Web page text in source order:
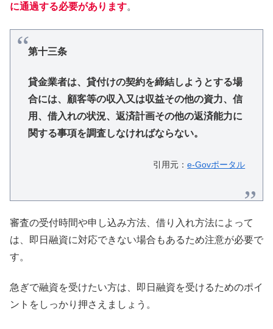
に通過する必要があります。
第十三条
貸金業者は、貸付けの契約を締結しようとする場
合には、顧客等の収入又は収益その他の資力、信
用、借入れの状況、返済計画その他の返済能力に
関する事項を調査しなければならない。
引用元：e-Govポータル
審査の受付時間や申し込み方法、借り入れ方法によって
は、即日融資に対応できない場合もあるため注意が必要で
す。
急ぎで融資を受けたい方は、即日融資を受けるためのポイ
ントをしっかり押さえましょう。